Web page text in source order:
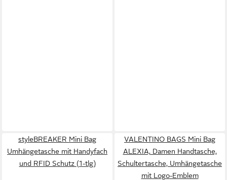
styleBREAKER Mini Bag
Umhängetasche mit Handyfach
und RFID Schutz (1-tlg)
VALENTINO BAGS Mini Bag
ALEXIA, Damen Handtasche,
Schultertasche, Umhängetasche
mit Logo-Emblem